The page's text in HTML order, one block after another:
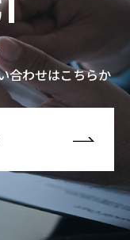
合わせはこちらか